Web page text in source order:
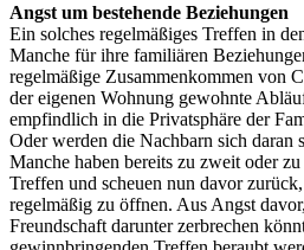
Angst um bestehende Beziehungen
Ein solches regelmäßiges Treffen in
Manche für ihre familiären
regelmäßige Zusammenkommen von
der eigenen Wohnung gewohnte
empfindlich in die Privatsphäre der
Oder werden die Nachbarn sich daran
Manche haben bereits zu zweit oder
Treffen und scheuen nun davor
regelmäßig zu öffnen. Aus Angst
Freundschaft darunter zerbrechen